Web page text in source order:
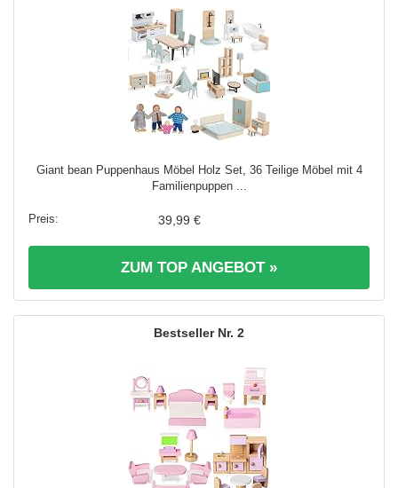
Giant bean Puppenhaus Möbel Holz Set, 36 Teilige Möbel mit 4
Familienpuppen ...
39,99 €
ZUM TOP ANGEBOT »
2